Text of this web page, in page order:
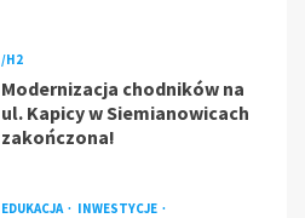
/H2
Modernizacja chodników na
ul. Kapicy w Siemianowicach
zakończona!
EDUKACJA INWESTYCJE